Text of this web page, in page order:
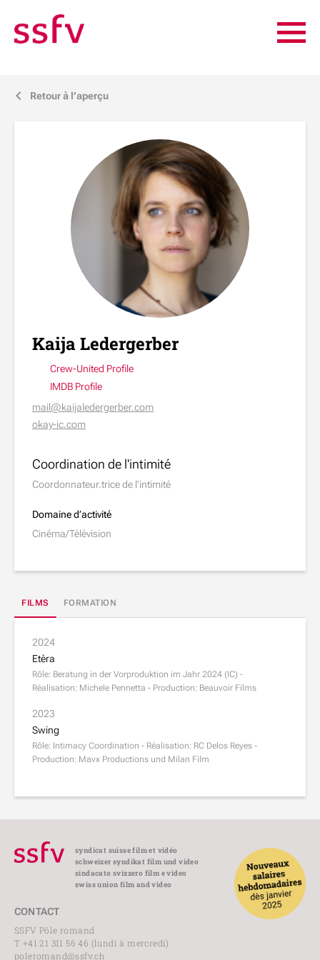
j Retour à l’aperçu
Kaija Ledergerber
Crew-United Profile
IMDB Profile
mail@kaijaledergerber.com
okay-ic.com
Coordination de l'intimité
Coordonnateur.trice de l'intimité
Domaine d’activité
Cinéma/Télévision
FILMS FORMATION
2024
Etèra
Rôle: Beratung in der Vorproduktion im Jahr 2024 (IC) -
Réalisation: Michele Pennetta - Production: Beauvoir Films
2023
Swing
Rôle: Intimacy Coordination - Réalisation: RC Delos Reyes -
Production: Mavx Productions und Milan Film
syndicat suisse film et vidéo
schweizer syndikat film und video
sindacato svizzero film e video
swiss union film and video
CONTACT
SSFV Pôle romand
T +41 21 311 56 46 (lundi à mercredi)
poleromand@ssfv.ch